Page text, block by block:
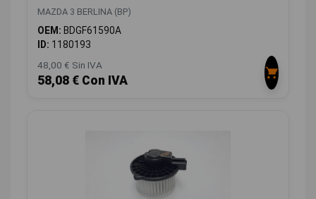
MAZDA 3 BERLINA (BP)
OEM: BDGF61590A
ID: 1180193
48,00 € Sin IVA
58,08 € Con IVA